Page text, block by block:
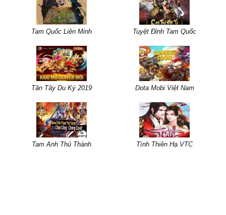
Tam Quốc Liên Minh Tuyệt Đỉnh Tam Quốc
Tân Tây Du Ký 2019 Dota Mobi Việt Nam
Tam Anh Thủ Thành Tình Thiên Hạ VTC